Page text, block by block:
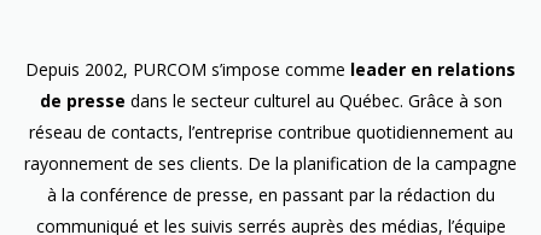
Depuis 2002, PURCOM s’impose comme leader en relations
de presse dans le secteur culturel au Québec. Grâce à son
réseau de contacts, l’entreprise contribue quotidiennement au
rayonnement de ses clients. De la planification de la campagne
à la conférence de presse, en passant par la rédaction du
communiqué et les suivis serrés auprès des médias, l’équipe